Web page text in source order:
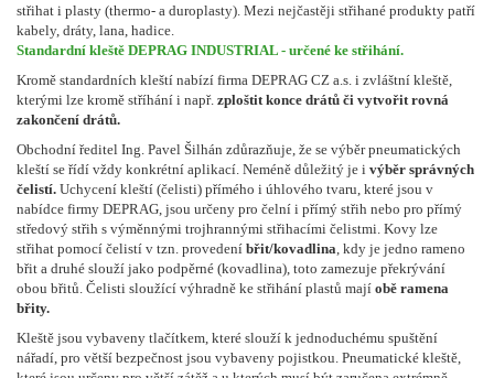
střihat i plasty (thermo- a duroplasty). Mezi nejčastěji střihané produkty patří
kabely, dráty, lana, hadice.
Standardní kleště DEPRAG INDUSTRIAL - určené ke střihání.
Kromě standardních kleští nabízí firma DEPRAG CZ a.s. i zvláštní kleště,
kterými lze kromě stříhání i např. zploštit konce drátů či vytvořit rovná
zakončení drátů.
Obchodní ředitel Ing. Pavel Šilhán zdůrazňuje, že se výběr pneumatických
kleští se řídí vždy konkrétní aplikací. Neméně důležitý je i výběr správných
čelistí. Uchycení kleští (čelisti) přímého i úhlového tvaru, které jsou v
nabídce firmy DEPRAG, jsou určeny pro čelní i přímý střih nebo pro přímý
středový střih s výměnnými trojhrannými střihacími čelistmi. Kovy lze
střihat pomocí čelistí v tzn. provedení břit/kovadlina , kdy je jedno rameno
břit a druhé slouží jako podpěrné (kovadlina), toto zamezuje překrývání
obou břitů. Čelisti sloužící výhradně ke střihání plastů mají obě ramena
břity.
Kleště jsou vybaveny tlačítkem, které slouží k jednoduchému spuštění
nářadí, pro větší bezpečnost jsou vybaveny pojistkou. Pneumatické kleště,